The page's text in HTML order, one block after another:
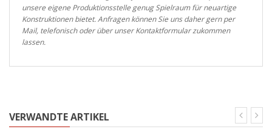
unsere eigene Produktionsstelle genug Spielraum für neuartige
Konstruktionen bietet. Anfragen können Sie uns daher gern per
Mail, telefonisch oder über unser Kontaktformular zukommen
lassen.
VERWANDTE ARTIKEL